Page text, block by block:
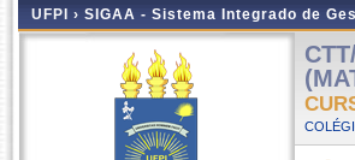
UFPI › SIGAA - Sistema Integrado de